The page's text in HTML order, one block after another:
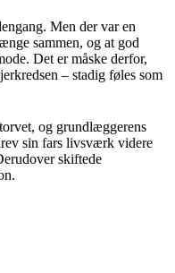
Men der var en
sammen, og at god
Det er måske derfor,
– stadig føles som
og grundlæggerens
sin fars livsværk videre
skiftede